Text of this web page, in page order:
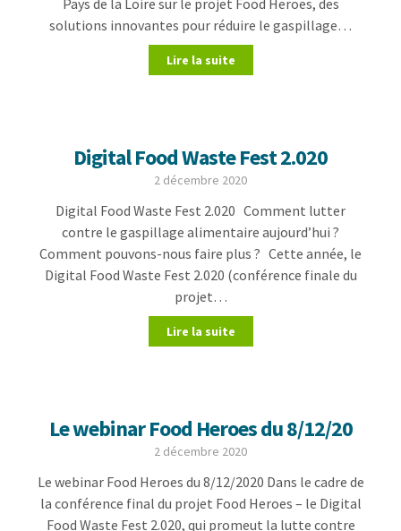
Pays de la Loire sur le projet Food Heroes, des
solutions innovantes pour réduire le gaspillage…
Lire la suite
Digital Food Waste Fest 2.020
2 décembre 2020
Digital Food Waste Fest 2.020 Comment lutter
contre le gaspillage alimentaire aujourd’hui ?
Comment pouvons-nous faire plus ? Cette année, le
Digital Food Waste Fest 2.020 (conférence finale du
projet…
Lire la suite
Le webinar Food Heroes du 8/12/20
2 décembre 2020
Le webinar Food Heroes du 8/12/2020 Dans le cadre de
la conférence final du projet Food Heroes – le Digital
Food Waste Fest 2.020, qui promeut la lutte contre